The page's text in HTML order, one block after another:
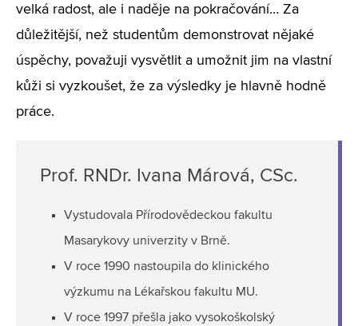
velká radost, ale i naděje na pokračování… Za
důležitější, než studentům demonstrovat nějaké
úspěchy, považuji vysvětlit a umožnit jim na vlastní
kůži si vyzkoušet, že za výsledky je hlavně hodně
práce.
Prof. RNDr. Ivana Márová, CSc.
Vystudovala Přírodovědeckou fakultu
Masarykovy univerzity v Brně.
V roce 1990 nastoupila do klinického
výzkumu na Lékařskou fakultu MU.
V roce 1997 přešla jako vysokoškolský